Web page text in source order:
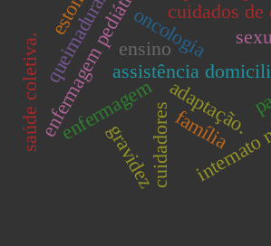
assistência
cuidadores
enfermagem pediátrica.oncologiacuidados de
adaptação.
família
enfermagem
gravidez
saúde coletiva.queimaduras.ensino